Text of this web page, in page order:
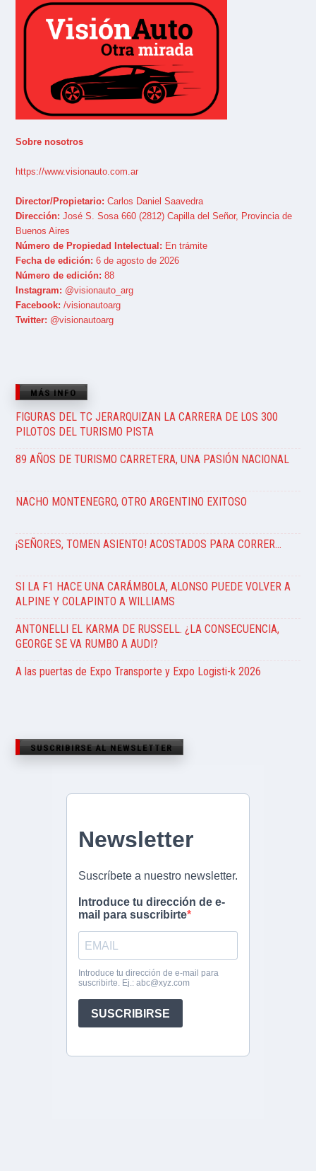
Sobre nosotros
https://www.visionauto.com.ar
Director/Propietario: Carlos Daniel Saavedra
Dirección: José S. Sosa 660 (2812) Capilla del Señor, Provincia de
Buenos Aires
Número de Propiedad Intelectual: En trámite
Fecha de edición: 6 de agosto de 2026
Número de edición: 88
Instagram: @visionauto_arg
Facebook: /visionautoarg
Twitter: @visionautoarg
MÁS INFO
FIGURAS DEL TC JERARQUIZAN LA CARRERA DE LOS 300
PILOTOS DEL TURISMO PISTA
89 AÑOS DE TURISMO CARRETERA, UNA PASIÓN NACIONAL
NACHO MONTENEGRO, OTRO ARGENTINO EXITOSO
¡SEÑORES, TOMEN ASIENTO! ACOSTADOS PARA CORRER…
SI LA F1 HACE UNA CARÁMBOLA, ALONSO PUEDE VOLVER A
ALPINE Y COLAPINTO A WILLIAMS
ANTONELLI EL KARMA DE RUSSELL. ¿LA CONSECUENCIA,
GEORGE SE VA RUMBO A AUDI?
A las puertas de Expo Transporte y Expo Logisti-k 2026
SUSCRIBIRSE AL NEWSLETTER